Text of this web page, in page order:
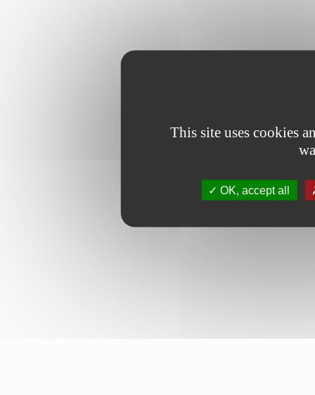
This site uses cookies
OK, accept all